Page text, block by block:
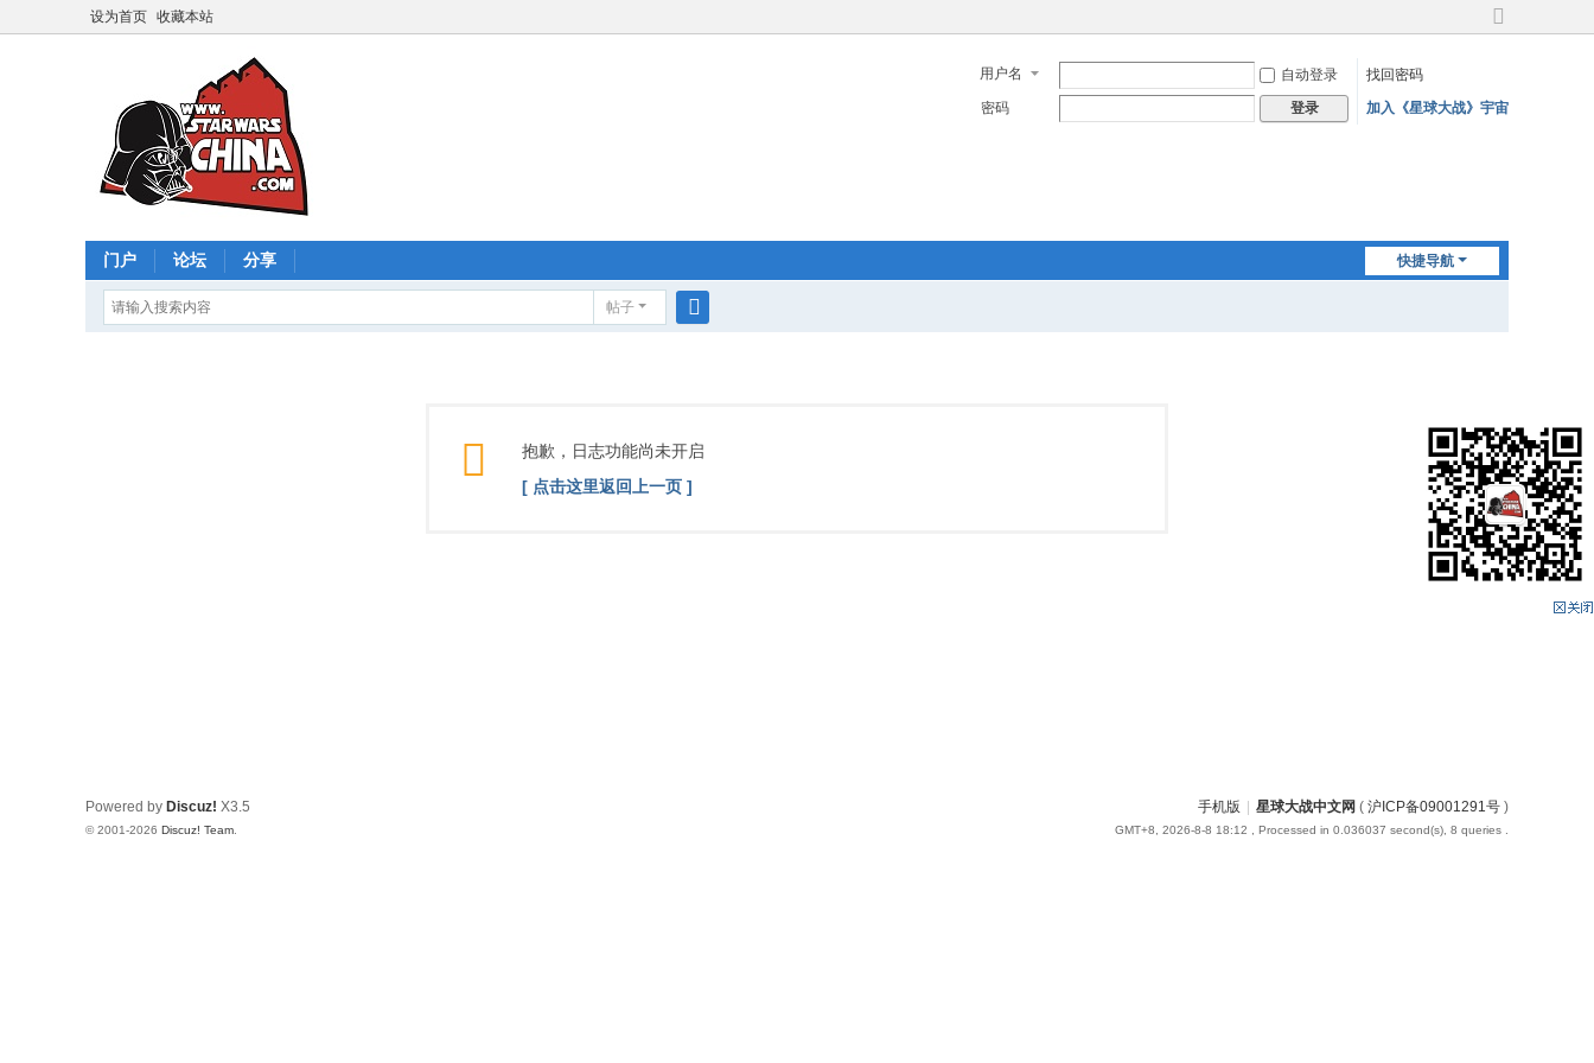
设为首页 收藏本站
切
宽
用户名 自动登录
找回密码
密码
登录 加入《星球大战》宇宙
快捷导航
门户 论坛 分享
帖子
抱歉，日志功能尚未开启
[ 点击这里返回上一页 ]
手机版 星球大战中文网 ( 沪ICP备09001291号 )
GMT+8, 2026-8-8 18:12 , Processed in 0.036037 second(s), 8 queries .
Powered by Discuz! X3.5
© 2001-2026 Discuz! Team